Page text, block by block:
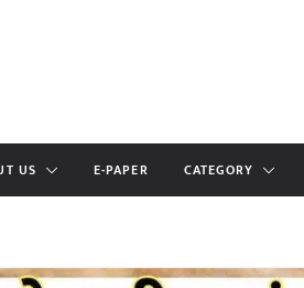
US E-PAPER CATEGORY